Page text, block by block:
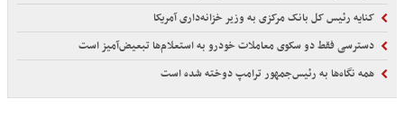
کنایه رئیس کل بانک مرکزی به وزیر خزانه‌داری آمریکا
دسترسی فقط دو سکوی معاملات خودرو به استعلام‌ها تبعیض‌آمیز است
همه نگاه‌ها به رئیس‌جمهور ترامپ دوخته شده است